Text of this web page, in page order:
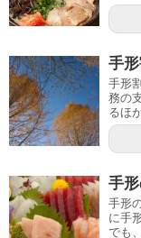
手
手形
務の
るほ
手
手形
に手
でも